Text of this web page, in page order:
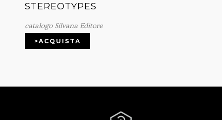
STEREOTYPES
catalogo Silvana Editore
>ACQUISTA